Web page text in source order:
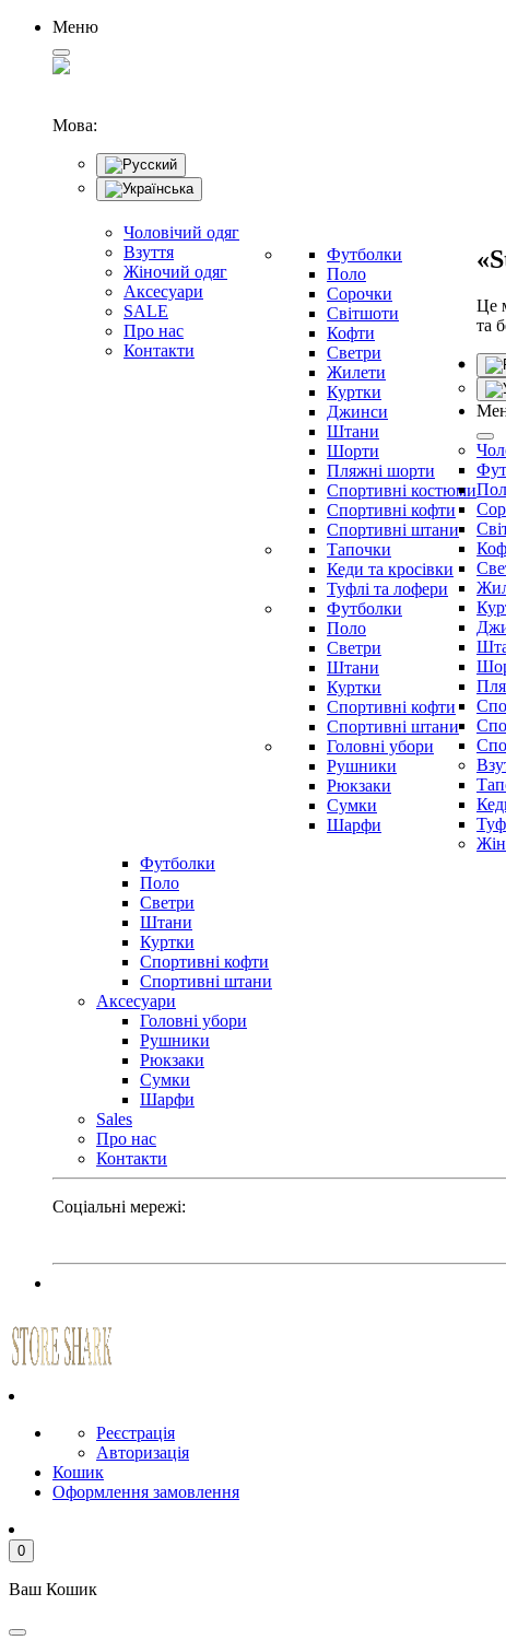
Меню
Мова:
Чоловічий одяг
Взуття
Жіночий одяг
Аксесуари
SALE
Про нас
Контакти
Футболки
Поло
Сорочки
Світшоти
Кофти
Светри
Жилети
Куртки
Джинси
Штани
Шорти
Пляжні шорти
Спортивні костюми
Спортивні кофти
Спортивні штани
Тапочки
Кеди та кросівки
Туфлі та лофери
Футболки
Поло
Светри
Штани
Куртки
Cпортивні кофти
Спортивні штани
Головні убори
Рушники
Рюкзаки
Сумки
Шарфи
Це
та
Футболки
Поло
Светри
Штани
Куртки
Cпортивні кофти
Спортивні штани
Аксесуари
Головні убори
Рушники
Рюкзаки
Сумки
Шарфи
Sales
Про нас
Контакти
Соціальні мережі:
Реєстрація
Авторизація
Кошик
Оформлення замовлення
0
Ваш Кошик